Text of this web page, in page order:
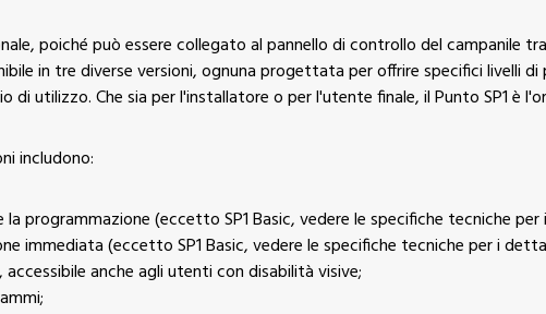
poiché può essere collegato al pannello di controllo del campanile
in tre diverse versioni, ognuna progettata per offrire specifici livelli
di utilizzo. Che sia per l'installatore o per l'utente finale, il Punto SP1 è
includono:
programmazione (eccetto SP1 Basic, vedere le specifiche tecniche
immediata (eccetto SP1 Basic, vedere le specifiche tecniche per i
anche agli utenti con disabilità visive;